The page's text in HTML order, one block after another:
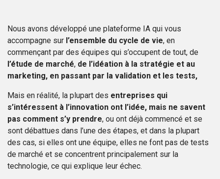
Nous avons développé une plateforme IA qui vous
accompagne sur l’ensemble du cycle de vie, en
commençant par des équipes qui s’occupent de tout, de
l’étude de marché, de l’idéation à la stratégie et au
marketing, en passant par la validation et les tests,
Mais en réalité, la plupart des entreprises qui
s’intéressent à l’innovation ont l’idée, mais ne savent
pas comment s’y prendre, ou ont déjà commencé et se
sont débattues dans l’une des étapes, et dans la plupart
des cas, si elles ont une équipe, elles ne font pas de tests
de marché et se concentrent principalement sur la
technologie, ce qui explique leur échec.